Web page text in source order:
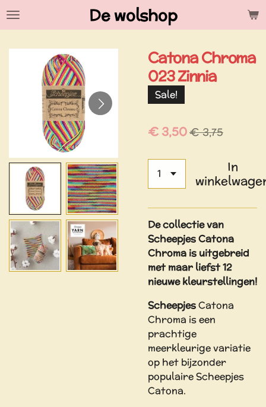
Ga
hoofdinhoud
De wolshop
Catona Chroma
023 Zinnia
Sale!
€ 3,50€ 3,75
In
De collectie van
Scheepjes Catona
Chroma is uitgebreid
met maar liefst 12
nieuwe kleurstellingen!
ScheepjesCatona
Chroma is een
prachtige
meerkleurige variatie
op het bijzonder
populaire Scheepjes
Catona.